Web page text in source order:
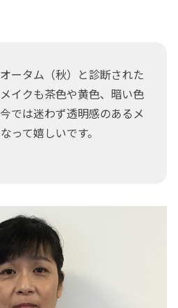
ータム（秋）と診断された
イクも茶色や黄色、暗い色
では迷わず透明感のあるメ
って嬉しいです。